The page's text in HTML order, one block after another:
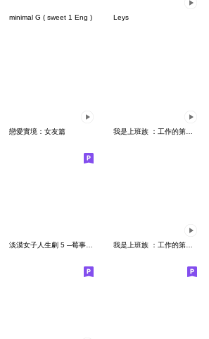
minimal G ( sweet 1 Eng ) Leys
戀愛實境：女友篇 我是上班族 ：工作的第三天(賀虎年)
我是上班族 ：工作的第十一天